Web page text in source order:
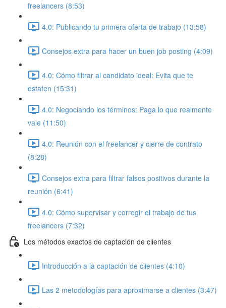
freelancers (8:53)
4.0: Publicando tu primera oferta de trabajo (13:58)
Consejos extra para hacer un buen job posting (4:09)
4.0: Cómo filtrar al candidato ideal: Evita que te
estafen (15:31)
4.0: Negociando los términos: Paga lo que realmente
vale (11:50)
4.0: Reunión con el freelancer y cierre de contrato
(8:28)
Consejos extra para filtrar falsos positivos durante la
reunión (6:41)
4.0: Cómo supervisar y corregir el trabajo de tus
freelancers (7:32)
Los métodos exactos de captación de clientes
Introducción a la captación de clientes (4:10)
Las 2 metodologías para aproximarse a clientes (3:47)